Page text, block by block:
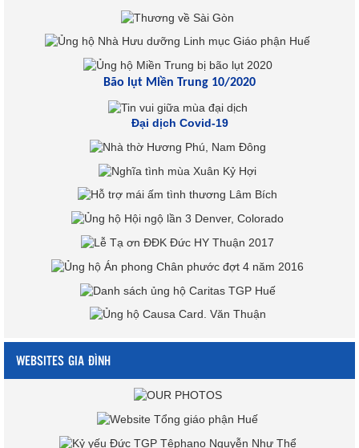
Bão lụt Miền Trung 10/2020
Đại dịch Covid-19
WEBSITES GIA ĐÌNH